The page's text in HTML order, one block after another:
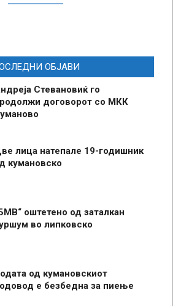
ОБЈАВИ
Стевановиќ го
договорот со МКК
лица натепале 19-годишник
кумановско
оштетено од заталкан
во липковско
од кумановскиот
е безбедна за пиење